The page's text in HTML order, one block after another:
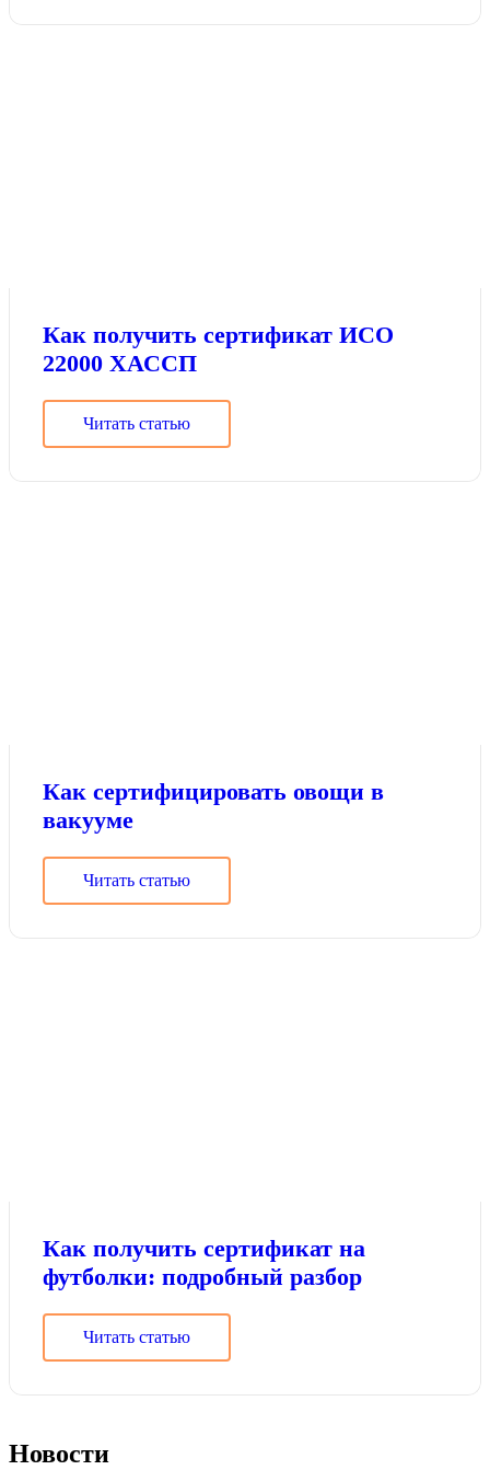
Как получить сертификат ИСО
22000 ХАССП
Читать статью
Как сертифицировать овощи в
вакууме
Читать статью
Как получить сертификат на
футболки: подробный разбор
Читать статью
Новости